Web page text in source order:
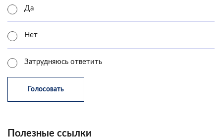
Да
Нет
Затрудняюсь ответить
Полезные ссылки